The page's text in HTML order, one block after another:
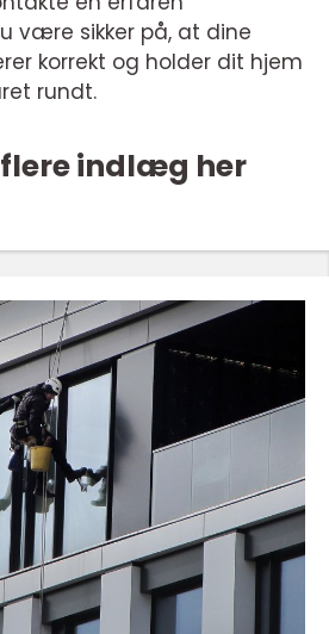
være sikker på, at dine
korrekt og holder dit hjem
rundt.
indlæg her